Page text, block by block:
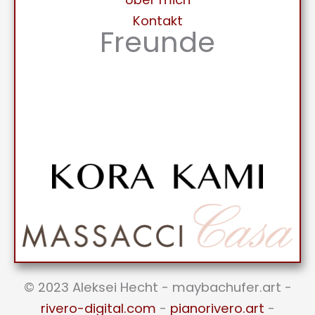
Kontakt
Freunde
© 2023 Aleksei Hecht - maybachufer.art -
rivero-digital.com - pianorivero.art -